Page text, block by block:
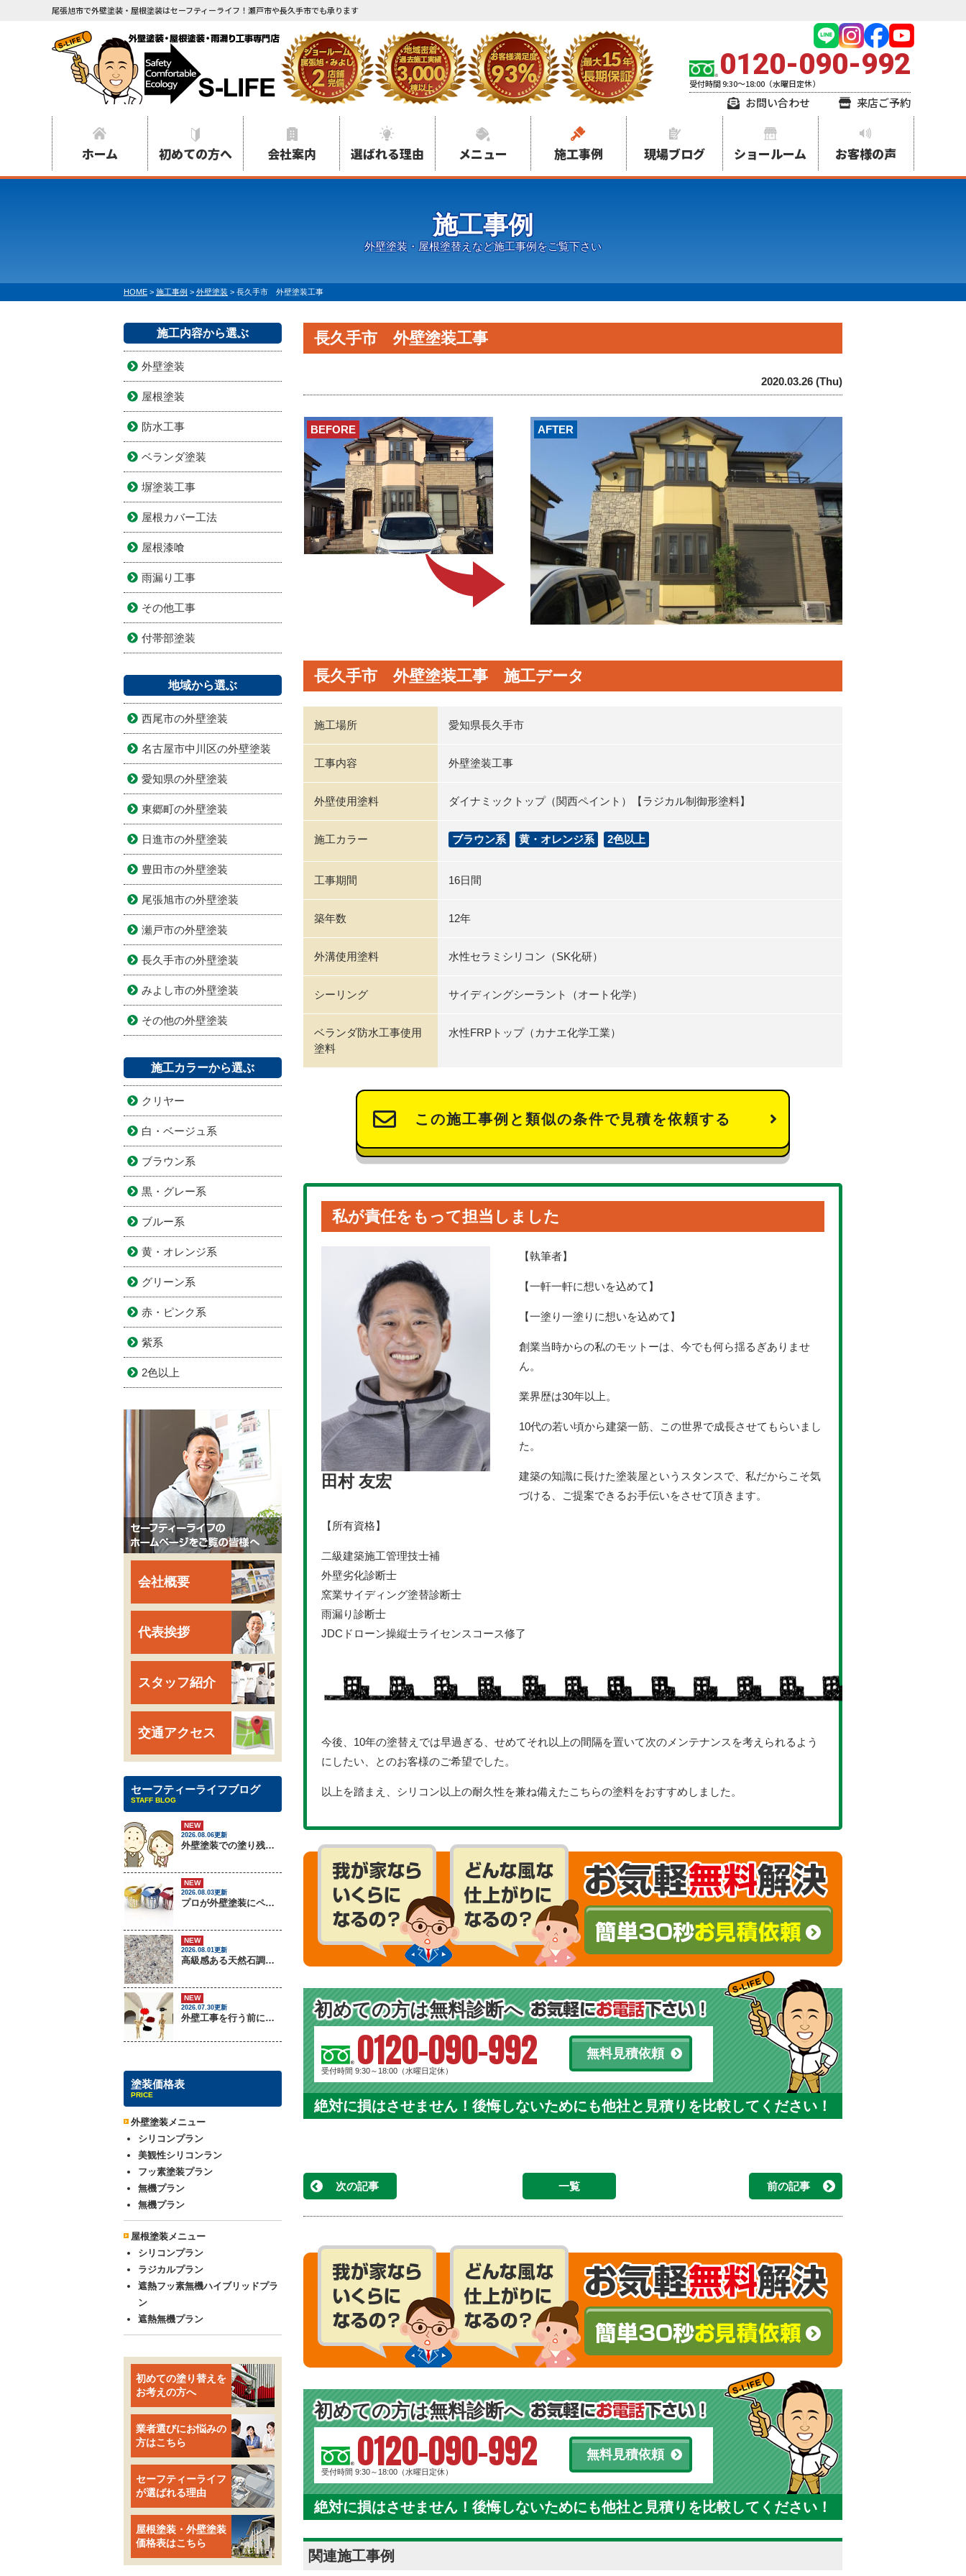
尾張旭市で外壁塗装・屋根塗装はセーフティーライフ！瀬戸市や長久手市でも承ります
0120-090-992
受付時間 9:30～18:00（水曜日定休）
お問い合わせ 来店ご予約
ホーム 初めての方へ 会社案内 選ばれる理由 メニュー 施工事例 現場ブログ ショールーム お客様の声
施工事例
外壁塗装・屋根塗替えなど施工事例をご覧下さい
HOME > 施工事例 > 外壁塗装 > 長久手市 外壁塗装工事
長久手市 外壁塗装工事
2020.03.26 (Thu)
AFTER
BEFORE
長久手市 外壁塗装工事 施工データ
施工場所 愛知県長久手市
工事内容 外壁塗装工事
外壁使用塗料 ダイナミックトップ（関西ペイント）【ラジカル制御形塗料】
施工カラー ブラウン系 黄・オレンジ系 2色以上
工事期間 16日間
築年数 12年
外溝使用塗料 水性セラミシリコン（SK化研）
シーリング サイディングシーラント（オート化学）
ベランダ防水工事使用
塗料
水性FRPトップ（カナエ化学工業）
この施工事例と類似の条件で見積を依頼する
私が責任をもって担当しました
田村 友宏
【執筆者】
【一軒一軒に想いを込めて】
【一塗り一塗りに想いを込めて】
創業当時からの私のモットーは、今でも何ら揺るぎありませ
ん。
業界歴は30年以上。
10代の若い頃から建築一筋、この世界で成長させてもらいまし
た。
建築の知識に長けた塗装屋というスタンスで、私だからこそ気
づける、ご提案できるお手伝いをさせて頂きます。
【所有資格】
二級建築施工管理技士補
外壁劣化診断士
窯業サイディング塗替診断士
雨漏り診断士
JDCドローン操縦士ライセンスコース修了
今後、10年の塗替えでは早過ぎる、せめてそれ以上の間隔を置いて次のメンテナンスを考えられるよう
にしたい、とのお客様のご希望でした。
以上を踏まえ、シリコン以上の耐久性を兼ね備えたこちらの塗料をおすすめしました。
初めての方は無料診断へ
0120-090-992
受付時間 9:30～18:00（水曜日定休）
無料見積依頼
絶対に損はさせません！後悔しないためにも他社と見積りを比較してください！
次の記事 一覧 前の記事
初めての方は無料診断へ
0120-090-992
受付時間 9:30～18:00（水曜日定休）
無料見積依頼
絶対に損はさせません！後悔しないためにも他社と見積りを比較してください！
関連施工事例
施工内容から選ぶ
外壁塗装
屋根塗装
防水工事
ベランダ塗装
塀塗装工事
屋根カバー工法
屋根漆喰
雨漏り工事
その他工事
付帯部塗装
地域から選ぶ
西尾市の外壁塗装
名古屋市中川区の外壁塗装
愛知県の外壁塗装
東郷町の外壁塗装
日進市の外壁塗装
豊田市の外壁塗装
尾張旭市の外壁塗装
瀬戸市の外壁塗装
長久手市の外壁塗装
みよし市の外壁塗装
その他の外壁塗装
施工カラーから選ぶ
クリヤー
白・ベージュ系
ブラウン系
黒・グレー系
ブルー系
黄・オレンジ系
グリーン系
赤・ピンク系
紫系
2色以上
会社概要
代表挨拶
スタッフ紹介
交通アクセス
セーフティーライフブログ
STAFF BLOG
NEW
2026.08.06更新
外壁塗装での塗り残しトラブルについて
NEW
2026.08.03更新
プロが外壁塗装にペンキをしない理由
NEW
2026.08.01更新
高級感ある天然石調外壁について
NEW
2026.07.30更新
外壁工事を行う前に把握しておくべき3つのトラブル
塗装価格表
PRICE
外壁塗装メニュー
シリコンプラン
美観性シリコンラン
フッ素塗装プラン
無機プラン
無機プラン
屋根塗装メニュー
シリコンプラン
ラジカルプラン
遮熱フッ素無機ハイブリッドプラ
ン
遮熱無機プラン
初めての塗り替えを
お考えの方へ
業者選びにお悩みの
方はこちら
セーフティーライフ
が選ばれる理由
屋根塗装・外壁塗装
価格表はこちら